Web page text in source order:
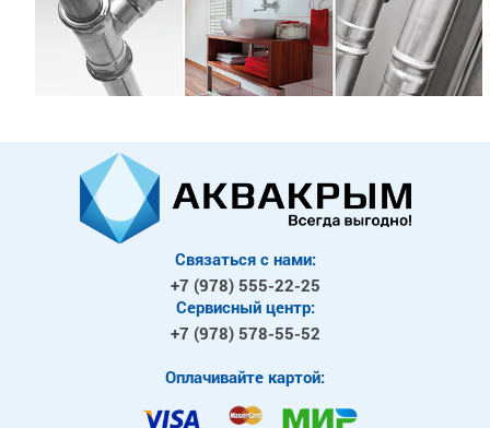
Связаться с нами:
+7 (978) 555-22-25
Сервисный центр:
+7 (978) 578-55-52
Оплачивайте картой: